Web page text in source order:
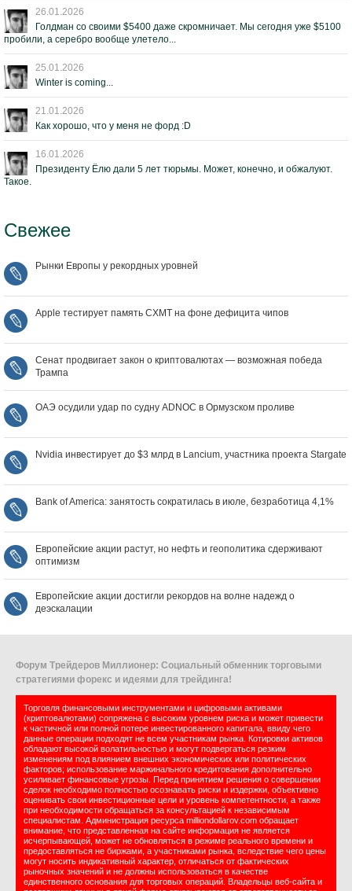
26.01.2026
Голдман со своими $5400 даже скромничает. Мы сегодня уже $5100
пробили, а серебро вообще улетело...
25.01.2026
Winter is coming...
21.01.2026
Как хорошо, что у меня не форд :D
16.01.2026
Президенту Ёлю дали 5 лет тюрьмы. Может, конечно, и обжалуют.
Такое.
Свежее
Рынки Европы у рекордных уровней
Apple тестирует память CXMT на фоне дефицита чипов
Сенат продвигает закон о криптовалютах — возможная победа
Трампа
ОАЭ осудили удар по судну ADNOC в Ормузском проливе
Nvidia инвестирует до $3 млрд в Lancium, участника проекта Stargate
Bank of America: занятость сократилась в июле, безработица 4,1%
Европейские акции растут, но нефть и геополитика сдерживают
оптимизм
Европейские акции достигли рекордов на волне надежд о
деэскалации
Форум Трейдеров Миллионер: Социальный обменник торговыми
стратегиями форекс и идеями для трейдинга!
Торговля финансовыми инструментами и цифровыми активами
(криптовалютами) сопряжена с высоким уровнем риска и может привести
к частичной или полной потере инвестированного капитала, ввиду чего
данные операции подходят не всем участникам рынка. Котировки активов
обладают высокой волатильностью и могут подвергаться резким
изменениям под влиянием внешних экономических или политических
факторов; использование маржинального кредитования дополнительно
усиливает финансовые угрозы. Перед принятием решения о совершении
сделок необходимо полностью осознавать риски и издержки, объективно
оценивать свои инвестиционные цели и уровень компетентности, а также
при необходимости обращаться за консультацией к независимым
специалистам. Администрация ресурса milliondollarov.com обращает
внимание, что представленная на сайте информация не является
исчерпывающей, может не обновляться в режиме реального времени и
предоставляться не биржами, а участниками рынка, вследствие чего цены
могут носить индикативный характер, отличаться от фактических
рыночных значений и не должны использоваться в качестве
единственного основания для торговых операций. Владельцы веб-сайта и